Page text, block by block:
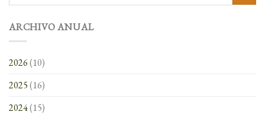
ARCHIVO ANUAL
2026(10)
2025(16)
2024(15)